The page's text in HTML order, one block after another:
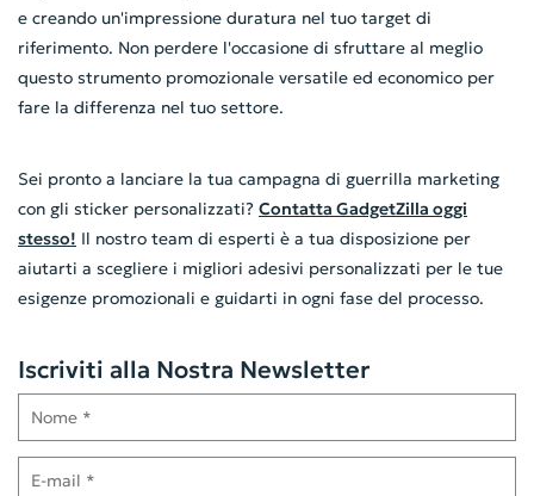
e creando un'impressione duratura nel tuo target di
riferimento. Non perdere l'occasione di sfruttare al meglio
questo strumento promozionale versatile ed economico per
fare la differenza nel tuo settore.
Sei pronto a lanciare la tua campagna di guerrilla marketing
con gli sticker personalizzati? Contatta GadgetZilla oggi
stesso! Il nostro team di esperti è a tua disposizione per
aiutarti a scegliere i migliori adesivi personalizzati per le tue
esigenze promozionali e guidarti in ogni fase del processo.
Iscriviti alla Nostra Newsletter
Nome
E-mail